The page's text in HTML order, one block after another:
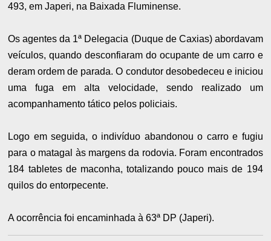
493, em Japeri, na Baixada Fluminense.
Os agentes da 1ª Delegacia (Duque de Caxias) abordavam
veículos, quando desconfiaram do ocupante de um carro e
deram ordem de parada. O condutor desobedeceu e iniciou
uma fuga em alta velocidade, sendo realizado um
acompanhamento tático pelos policiais.
Logo em seguida, o indivíduo abandonou o carro e fugiu
para o matagal às margens da rodovia. Foram encontrados
184 tabletes de maconha, totalizando pouco mais de 194
quilos do entorpecente.
A ocorrência foi encaminhada à 63ª DP (Japeri).